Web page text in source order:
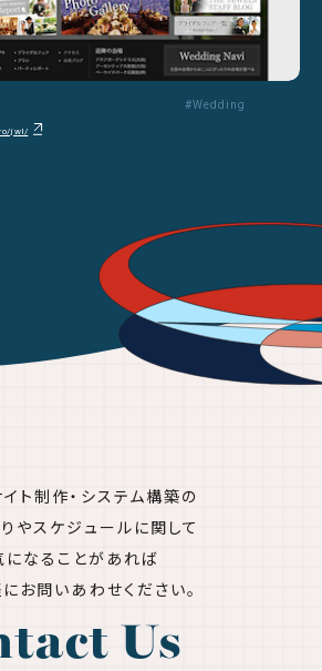
jwl/
#Wedding
ト制作・システム構築の
やスケジュールに関して
になることがあれば
お問いあわせください。
Us